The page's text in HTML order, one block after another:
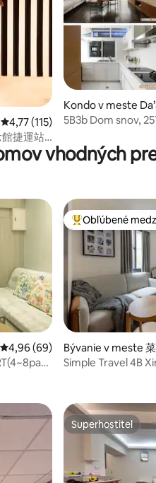
221
Priemerné ohodnotenie 4,77 z
4,77 (115)
捷運站
Kondo v meste
t
5B3b Dom snov,
vhodných
146
Priemerné ohodnotenie 4,96 z
4,96 (69)
Najobľúbenejšie
Obľúbené
Bývanie v meste
Simple Travel 4B
Superhostiteľ
Superhostiteľ